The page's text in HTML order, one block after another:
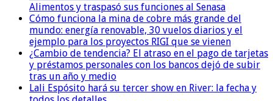
Alimentos y traspasó sus funciones al Senasa
Cómo funciona la mina de cobre más grande del
mundo: energía renovable, 30 vuelos diarios y el
ejemplo para los proyectos RIGI que se vienen
¿Cambio de tendencia? El atraso en el pago de tarjetas
y préstamos personales con los bancos dejó de subir
tras un año y medio
Lali Espósito hará su tercer show en River: la fecha y